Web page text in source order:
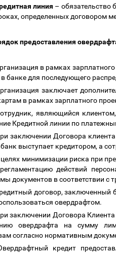
линия – обязательство
определенных договором
предоставления
в рамках
банке для последующего
заключает
в рамках зарплатного
являющийся
Кредитной линии по
заключении Договора
выступает кредитором, а
минимизации риска при
действий
документов в соответствии с
договор, заключенный
овердрафтом.
заключении Договора Клиента
овердрафта на сумму
согласно нормативным
кредит